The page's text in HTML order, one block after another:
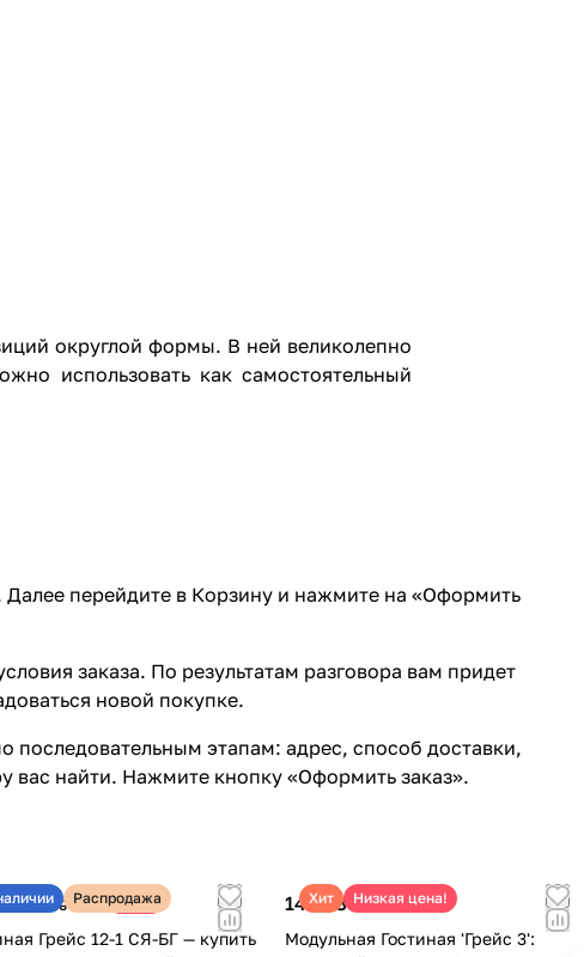
округлой формы. В ней великолепно
использовать как самостоятельный
Далее перейдите в Корзину и нажмите на «Оформить
заказа. По результатам разговора вам придет
новой покупке.
этапам: адрес, способ доставки,
вас найти. Нажмите кнопку «Оформить заказ».
Распродажа
₽180 410 ₽ -36%
Грейс 12-1 СЯ-БГ — купить
Хит Низкая цена!
148 080 ₽
Модульная Гостиная 'Грейс 3':